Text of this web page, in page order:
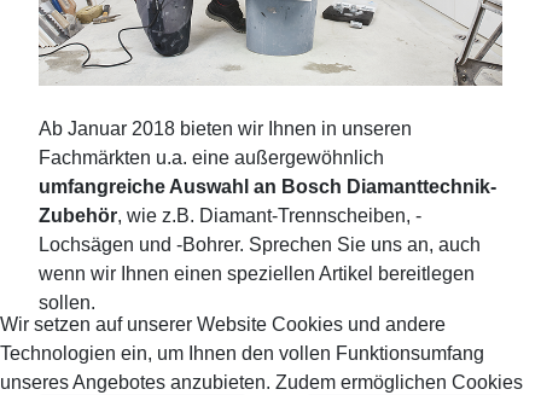
Ab Januar 2018 bieten wir Ihnen in unseren
Fachmärkten u.a. eine außergewöhnlich
umfangreiche Auswahl an Bosch Diamanttechnik-
Zubehör, wie z.B. Diamant-Trennscheiben, -
Lochsägen und -Bohrer. Sprechen Sie uns an, auch
wenn wir Ihnen einen speziellen Artikel bereitlegen
sollen.
Wir setzen auf unserer Website Cookies und andere
Technologien ein, um Ihnen den vollen Funktionsumfang
unseres Angebotes anzubieten. Zudem ermöglichen Cookies